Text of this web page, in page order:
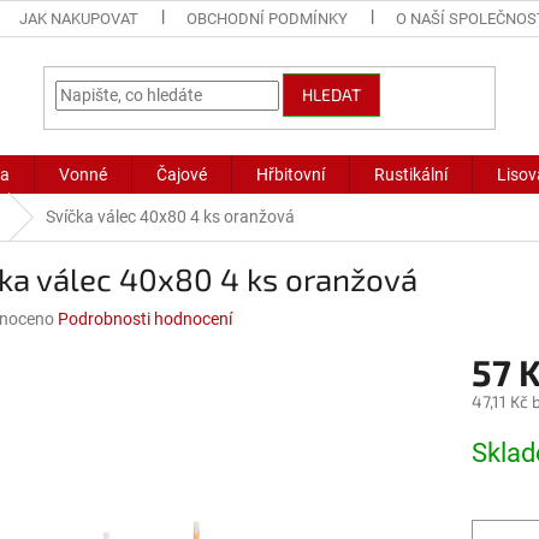
JAK NAKUPOVAT OBCHODNÍ PODMÍNKY O NAŠÍ
HLEDAT
Vonné Čajové Hřbitovní Rustikální
Svíčka válec 40x80 4 ks oranžová
válec 40x80 4 ks oranžová
Podrobnosti hodnocení
57
47,11 Kč
cena: